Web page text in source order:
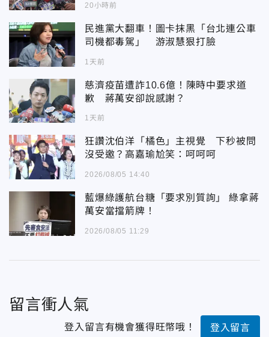
20小時前
民進黨大翻車！圖卡抹黑「台北連公車
司機都毒駕」 游淑慧狠打臉
1天前
慈濟疫苗遭詐10.6億！陳時中要求道
歉 蔣萬安卻說感謝？
1天前
狂讚沈伯洋「橘色」主視覺 下秒被問
沒受邀？高嘉瑜尬笑：呵呵呵
2026/08/05 14:40
藍爆綠護航台糖「要求別質詢」 綠拿蔣
萬安當擋箭牌！
2026/08/05 11:29
留言衝人氣
登入留言有機會獲得旺幣哦！ 登入留言